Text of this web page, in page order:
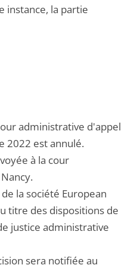
instance, la partie
administrative d'appel
2022 est annulé.
à la cour
la société European
titre des dispositions de
justice administrative
sera notifiée au